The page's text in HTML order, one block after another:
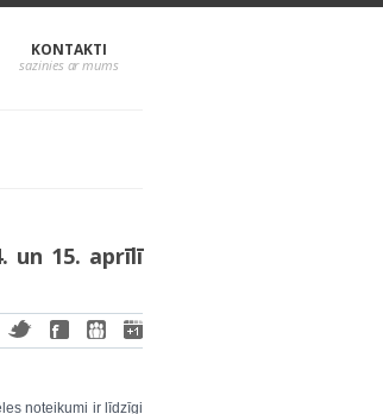
KONTAKTI
un 15. aprīlī
noteikumi ir līdzīgi